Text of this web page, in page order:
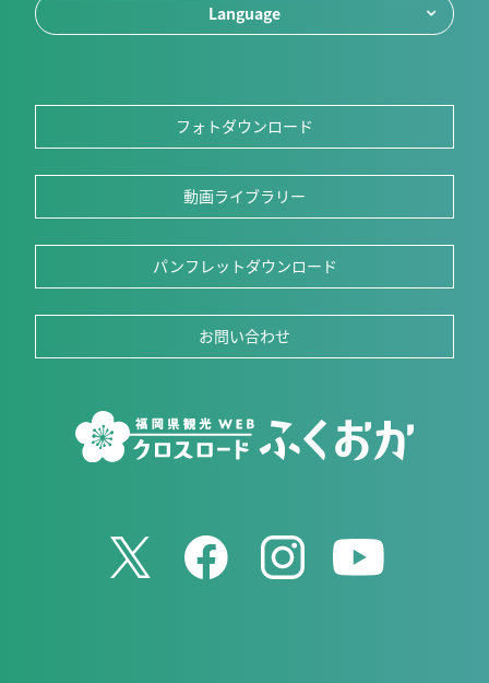
Language
フォトダウンロード
動画ライブラリー
パンフレットダウンロード
お問い合わせ